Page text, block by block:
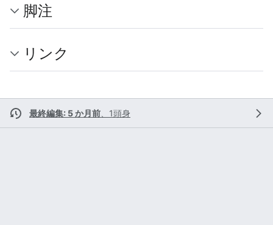
脚注
リンク
最終編集: 5 か月前 1頭身